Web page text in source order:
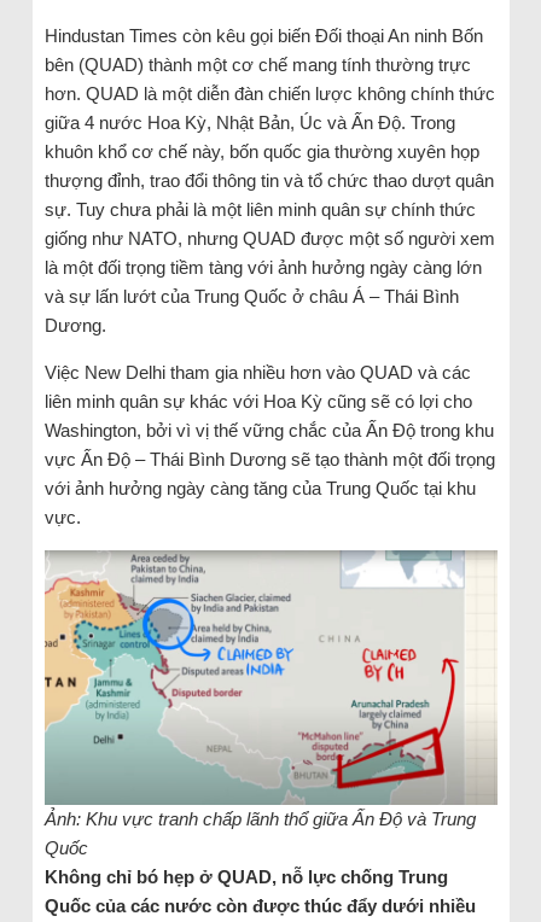
Hindustan Times còn kêu gọi biến Đối thoại An ninh Bốn
bên (QUAD) thành một cơ chế mang tính thường trực
hơn. QUAD là một diễn đàn chiến lược không chính thức
giữa 4 nước Hoa Kỳ, Nhật Bản, Úc và Ấn Độ. Trong
khuôn khổ cơ chế này, bốn quốc gia thường xuyên họp
thượng đỉnh, trao đổi thông tin và tổ chức thao dượt quân
sự. Tuy chưa phải là một liên minh quân sự chính thức
giống như NATO, nhưng QUAD được một số người xem
là một đối trọng tiềm tàng với ảnh hưởng ngày càng lớn
và sự lấn lướt của Trung Quốc ở châu Á – Thái Bình
Dương.
Việc New Delhi tham gia nhiều hơn vào QUAD và các
liên minh quân sự khác với Hoa Kỳ cũng sẽ có lợi cho
Washington, bởi vì vị thế vững chắc của Ấn Độ trong khu
vực Ấn Độ – Thái Bình Dương sẽ tạo thành một đối trọng
với ảnh hưởng ngày càng tăng của Trung Quốc tại khu
vực.
Ảnh: Khu vực tranh chấp lãnh thổ giữa Ấn Độ và Trung
Quốc
Không chỉ bó hẹp ở QUAD, nỗ lực chống Trung
Quốc của các nước còn được thúc đẩy dưới nhiều